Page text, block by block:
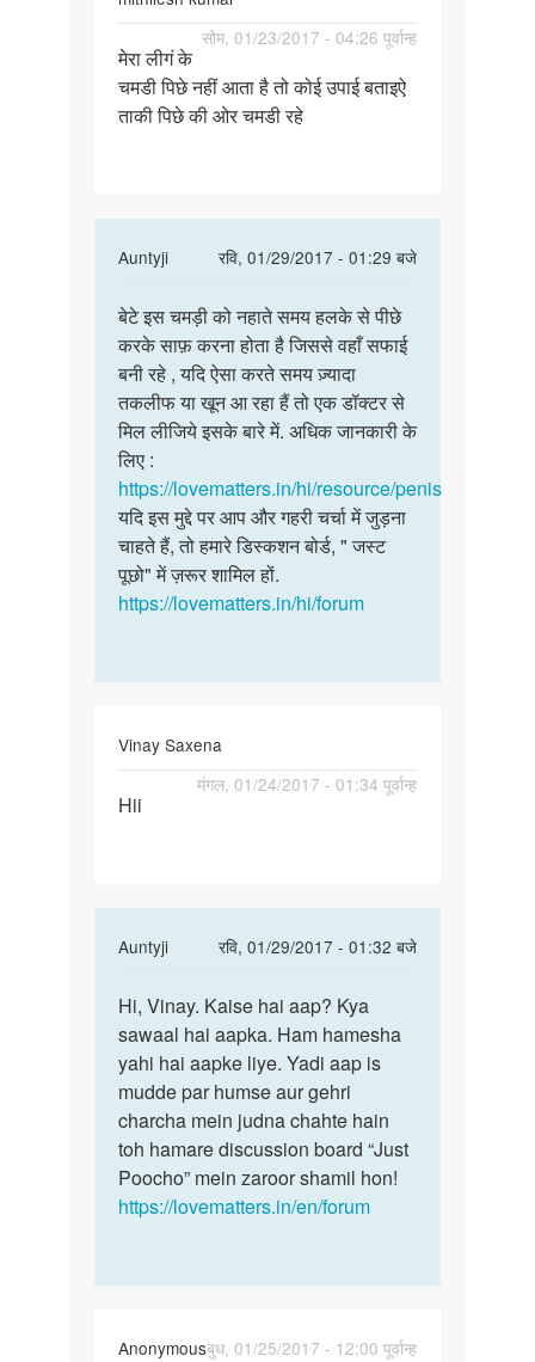
सोम, 01/23/2017 - 04:26 पूर्वान्ह
मेरा
लीगं
के
मेरा लीगं के
चमडी पिछे नहीं आता है तो कोई उपाई बताइऐ
ताकी पिछे की ओर चमडी रहे
Auntyji
रवि, 01/29/2017 - 01:29 बजे
In
to
मेरा
लीगं
के
चमडी
नहीं
by
mithilesh
kumar
बेटे
इस
चमड़ी
को
नहाते
समय
बेटे इस चमड़ी को नहाते समय हलके से पीछे
करके साफ़ करना होता है जिससे वहाँ सफाई
बनी रहे , यदि ऐसा करते समय ज़्यादा
तकलीफ या खून आ रहा हैं तो एक डॉक्टर से
मिल लीजिये इसके बारे में. अधिक जानकारी के
लिए :
https://lovematters.in/hi/resource/penis
यदि इस मुद्दे पर आप और गहरी चर्चा में जुड़ना
चाहते हैं, तो हमारे डिस्कशन बोर्ड, " जस्ट
पूछो" में ज़रूर शामिल हों.
https://lovematters.in/hi/forum
Vinay Saxena
मंगल, 01/24/2017 - 01:34 पूर्वान्ह
Hii
Hii
Auntyji
रवि, 01/29/2017 - 01:32 बजे
In
to
Hii
by
Vinay
Saxena
Hi,
Vinay.
Kaise
hai
aap?
Kya
Hi, Vinay. Kaise hai aap? Kya
sawaal hai aapka. Ham hamesha
yahi hai aapke liye. Yadi aap is
mudde par humse aur gehri
charcha mein judna chahte hain
toh hamare discussion board “Just
Poocho” mein zaroor shamil hon!
https://lovematters.in/en/forum
Anonymousबुध, 01/25/2017 - 12:00 पूर्वान्ह